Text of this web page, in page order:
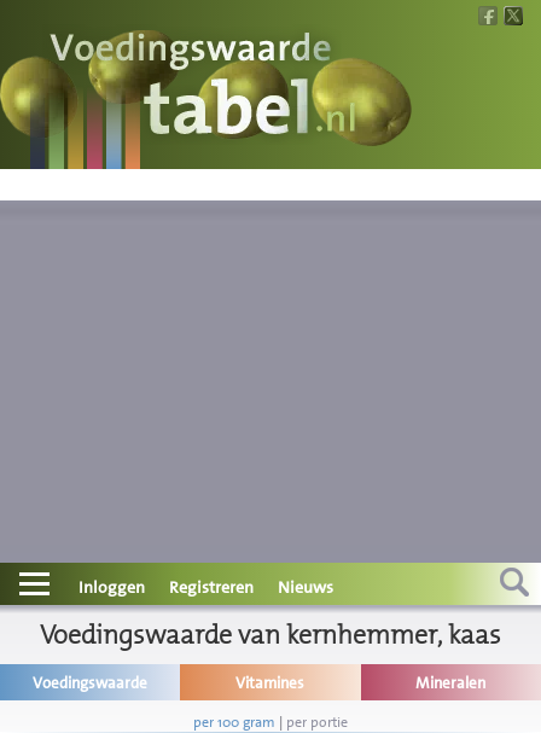
Voedingswaarde
Wat is wat?
Contact
Informatie
Disclaimer
Inloggen Registreren Nieuws
Voedingswaarde van kernhemmer, kaas
Voedingswaarde Vitamines Mineralen
per 100 gram | per portie